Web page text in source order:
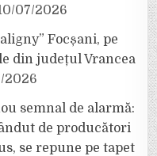
07/2026
Focșani, pe
din județul Vrancea
2026
semnal de alarmă:
de producători
se repune pe tapet